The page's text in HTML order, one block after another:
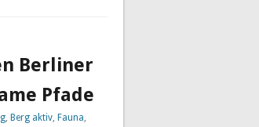
Berliner
Pfade
, Berg aktiv, Fauna,